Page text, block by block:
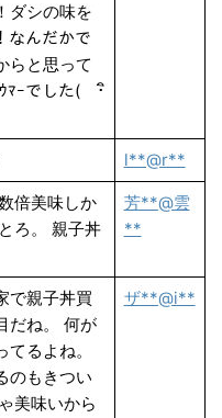
ダシの味を
なんだかで
らと思って
ｳﾏｰでした( ･ิ
l**@r**
倍美味しか
ろ。 親子丼
芳**@雲
**
で親子丼買
だね。 何が
るよね。
のもきつい
美味いから
ザ**@i**